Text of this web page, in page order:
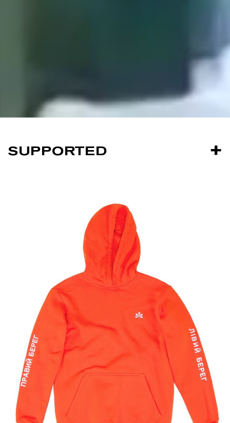
SUPPORTED